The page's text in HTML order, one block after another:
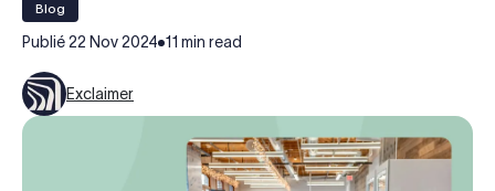
blog
Publié 22 Nov 2024 11 min read
Exclaimer